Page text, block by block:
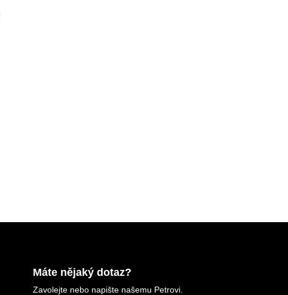
Máte nějaký dotaz?
Zavolejte nebo napište našemu Petrovi.